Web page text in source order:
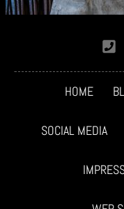
HOME
SOCIAL MEDIA